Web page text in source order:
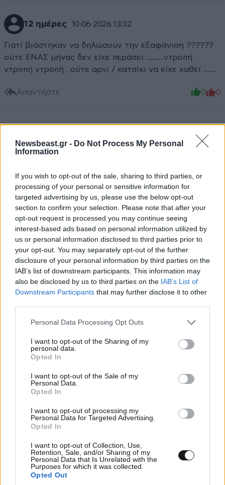
Newsbeast.gr - Do Not Process My Personal
Information
If you wish to opt-out of the sale, sharing to third parties, or
processing of your personal or sensitive information for
targeted advertising by us, please use the below opt-out
section to confirm your selection. Please note that after your
opt-out request is processed you may continue seeing
interest-based ads based on personal information utilized by
us or personal information disclosed to third parties prior to
your opt-out. You may separately opt-out of the further
disclosure of your personal information by third parties on the
IAB’s list of downstream participants. This information may
also be disclosed by us to third parties on the IAB’s List of
Downstream Participants that may further disclose it to other
Please note that this website/app uses one or more Google
not limited to your visit or usage behaviour. You may click to
grant or deny consent to Google and its third-party tags to
use your data for below specified purposes in below Google
consent section.
Personal Data Processing Opt Outs
I want to opt-out of the Sharing of my
personal data.
Opted In
I want to opt-out of the Sale of my
Personal Data.
Opted In
I want to opt-out of processing my
Personal Data for Targeted Advertising.
Opted In
I want to opt-out of Collection, Use,
Retention, Sale, and/or Sharing of my
Personal Data that Is Unrelated with the
Purposes for which it was collected.
Opted Out
12 ημέρες 10·06·2026 13:32
Γιατί βιάστηκαν να δηλώσουν την εξαφάνιση ??????
ούτε ΕΝΑΣ μήνας δεν είχε περάσει ………ντροπή
ντροπή ντροπή , ούτε αρνί / κατσίκι να είχε χαθεί ……
Απαντήστε 0 0
TRENDING
LIFESTYLE2 ω. πριν
Αθηνά Οικονομάκου από τα Μπόρα Μπόρα:
πρόβλημα υγείας